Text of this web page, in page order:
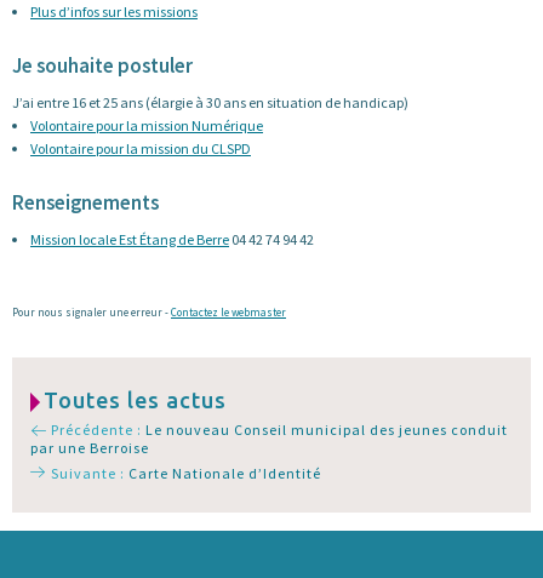
Plus d’infos sur les missions
Je souhaite postuler
J’ai entre 16 et 25 ans (élargie à 30 ans en situation de handicap)
Volontaire pour la mission Numérique
Volontaire pour la mission du CLSPD
Renseignements
Mission locale Est Étang de Berre 04 42 74 94 42
Pour nous signaler une erreur -Contactez le webmaster
Toutes les actus
Précédente : Le nouveau Conseil municipal des jeunes conduit
par une Berroise
Suivante : Carte Nationale d’Identité